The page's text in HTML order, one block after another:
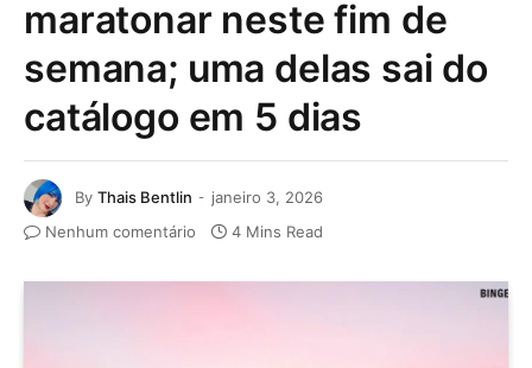
maratonar neste fim de
semana; uma delas sai do
catálogo em 5 dias
By Thais Bentlin
janeiro 3, 2026
Nenhum comentário
4 Mins Read